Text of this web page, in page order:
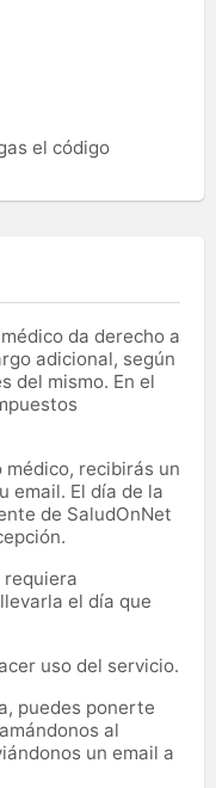
el código
da derecho a
adicional, según
del mismo. En el
médico, recibirás un
email. El día de la
de SaludOnNet
requiera
el día que
uso del servicio.
puedes ponerte
al
un email a